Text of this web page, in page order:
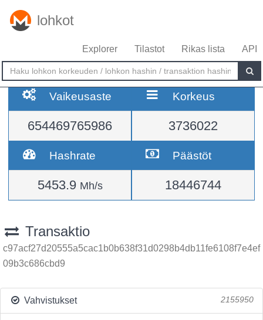
lohkot
Explorer Tilastot Rikas lista API
Vaikeusaste
654469765986
Korkeus
3736022
Hashrate
5453.9 Mh/s
Päästöt
18446744
Transaktio
c97acf27d20555a5cac1b0b638f31d0298b4db11fe6108f7e4ef
09b3c686cbd9
Vahvistukset 2155950